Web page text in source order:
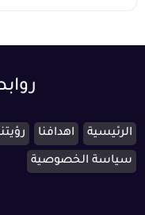
الرئيسية اهدافنا
سياسة الخصوصية